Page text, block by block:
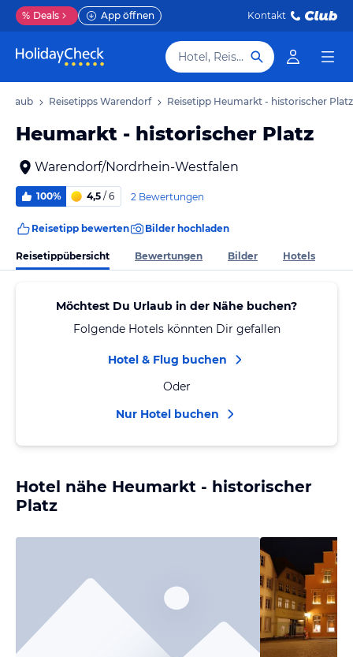
% Deals App öffnen Kontakt
Hotel, Reiseziel
Reisetipps Warendorf Reisetipp Heumarkt - historischer Platz
Heumarkt - historischer Platz
Warendorf/Nordrhein-Westfalen
100% 4,5 / 6 2 Bewertungen
Reisetipp bewerten Bilder hochladen
Reisetippübersicht Bewertungen Bilder Hotels
Möchtest Du Urlaub in der Nähe buchen?
Folgende Hotels könnten Dir gefallen
Hotel & Flug buchen
Oder
Nur Hotel buchen
Hotel nähe Heumarkt - historischer
Platz